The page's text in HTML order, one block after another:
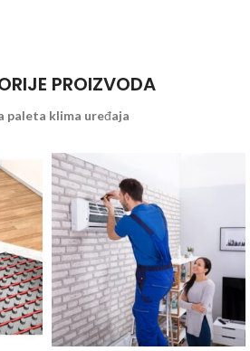
PROIZVODA
paleta klima uređaja